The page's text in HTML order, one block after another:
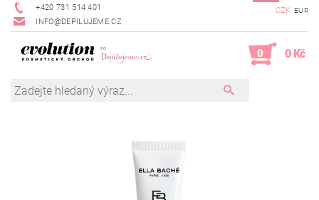
+420 731 514 401
INFO@DEPILUJEME.CZ
CZK EUR
0 0 Kč